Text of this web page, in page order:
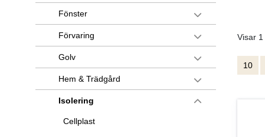
Fönster
Förvaring
Golv
Hem & Trädgård
Isolering
Cellplast
Visar
10